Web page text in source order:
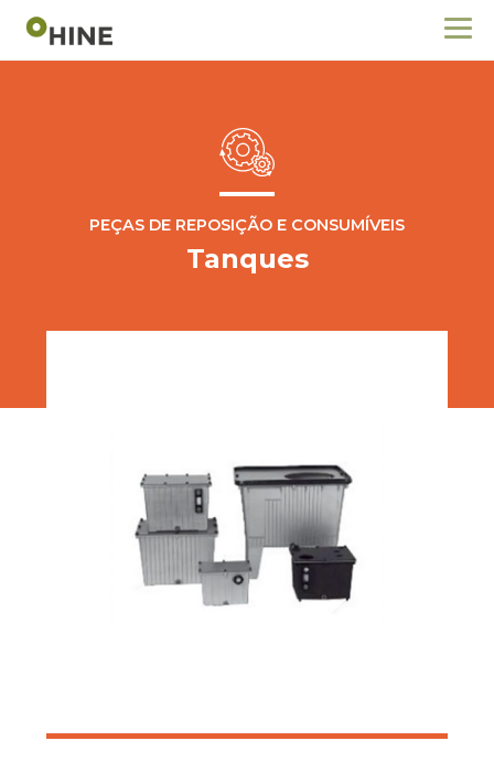
PEÇAS DE REPOSIÇÃO E CONSUMÍVEIS
Tanques